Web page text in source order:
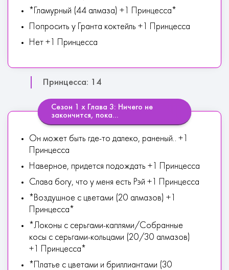
*Гламурный (44 алмаза) +1 Принцесса*
Попросить у Гранта коктейль +1 Принцесса
Нет +1 Принцесса
Принцесса: 14
Сезон 1 х Глава 3: Ничего не
закончится, пока...
Он может быть где-то далеко, раненый.. +1
Принцесса
Наверное, придется подождать +1 Принцесса
Слава богу, что у меня есть Рэй +1 Принцесса
*Воздушное с цветами (20 алмазов) +1
Принцесса*
*Локоны с серьгами-каплями/Собранные
косы с серьгами-кольцами (20/30 алмазов)
+1 Принцесса*
*Платье с цветами и бриллиантами (30